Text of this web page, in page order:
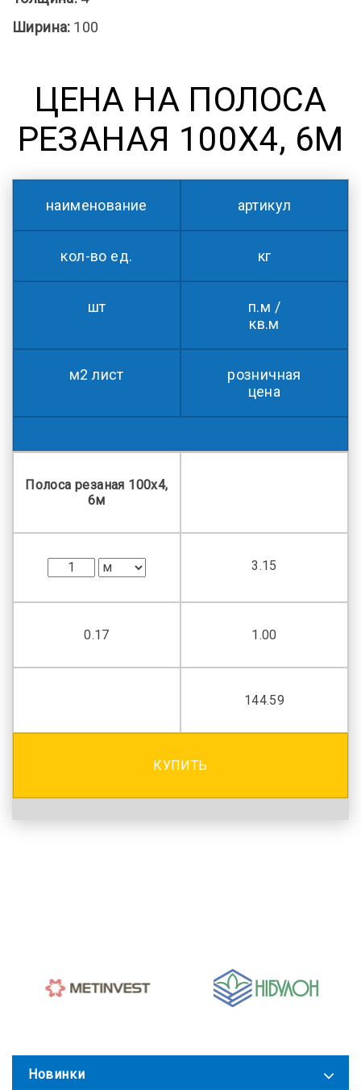
Ширина: 100
ЦЕНА НА ПОЛОСА
РЕЗАНАЯ 100Х4, 6М
наименование артикул
кол-во ед. кг
шт
п.м /
кв.м
м2 лист
розничная
цена
Полоса резаная 100х4,
6м
3.15
0.17 1.00
144.59
КУПИТЬ
Новинки